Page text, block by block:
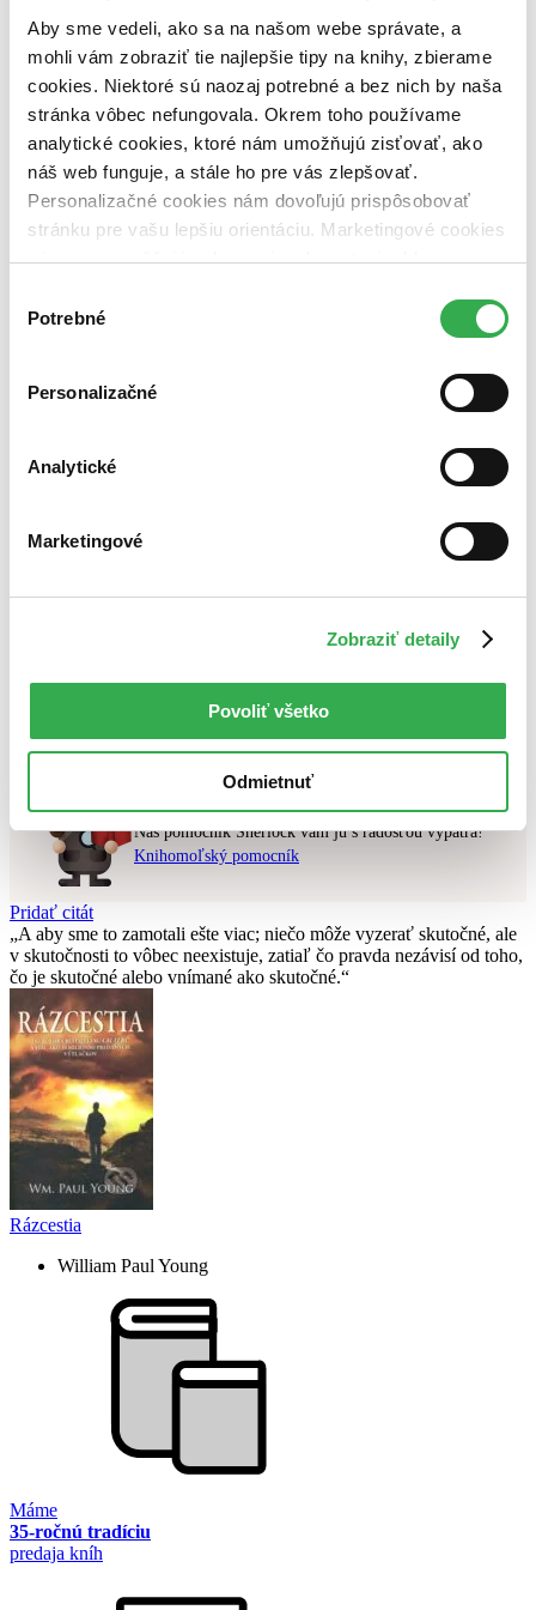
Aby sme vedeli, ako sa na našom webe správate, a
mohli vám zobraziť tie najlepšie tipy na knihy, zbierame
cookies. Niektoré sú naozaj potrebné a bez nich by naša
stránka vôbec nefungovala. Okrem toho používame
analytické cookies, ktoré nám umožňujú zisťovať, ako
náš web funguje, a stále ho pre vás zlepšovať.
Personalizačné cookies nám dovoľujú prispôsobovať
stránku pre vašu lepšiu orientáciu. Marketingové cookies
nám zas umožňujú zobrazenie relevantnej reklamy.
nám pomohlo, keby sme mohli používať všetky tieto
súhlasu
Potrebné
Personalizačné
Analytické
Marketingové
Zobraziť detaily
Povoliť všetko
Odmietnuť
dostupná (bez vypredaných) (0 titulov)dostupná (bez
vypredaných)
Nové / čítané
nová (0 titulov)nová
čítaná (0 titulov)čítaná
čítaná - výborný stav (0 titulov)čítaná - výborný stav
čítaná - mierne opotrebovaná (0 titulov)čítaná - mierne
čítané verzie vypredaných kníh (0 titulov)čítané verzie
vypredaných kníh
Bestsellery
Najdrahšie
Najlacnejšie
v predpredaji
vyhovujúci zadaným podmienkam.
Skúste prosím zmeniť vyhľadávaný výraz.
Chcete poradiť knihu?
Náš pomocník Sherlock vám ju s radosťou vypátra!
Knihomoľský pomocník
Pridať citát
A aby sme to zamotali ešte viac; niečo môže vyzerať skutočné, ale
v skutočnosti to vôbec neexistuje, zatiaľ čo pravda nezávisí od toho,
čo je skutočné alebo vnímané ako skutočné.
Rázcestia
William Paul Young
Máme
35-ročnú tradíciu
predaja kníh